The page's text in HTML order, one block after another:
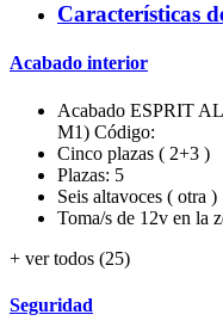
Características
Acabado interior
Acabado ESPRIT
M1) Código:
Cinco plazas ( 2+3 )
Plazas: 5
Seis altavoces ( otra )
Toma/s de 12v en la
+ ver todos (25)
Seguridad